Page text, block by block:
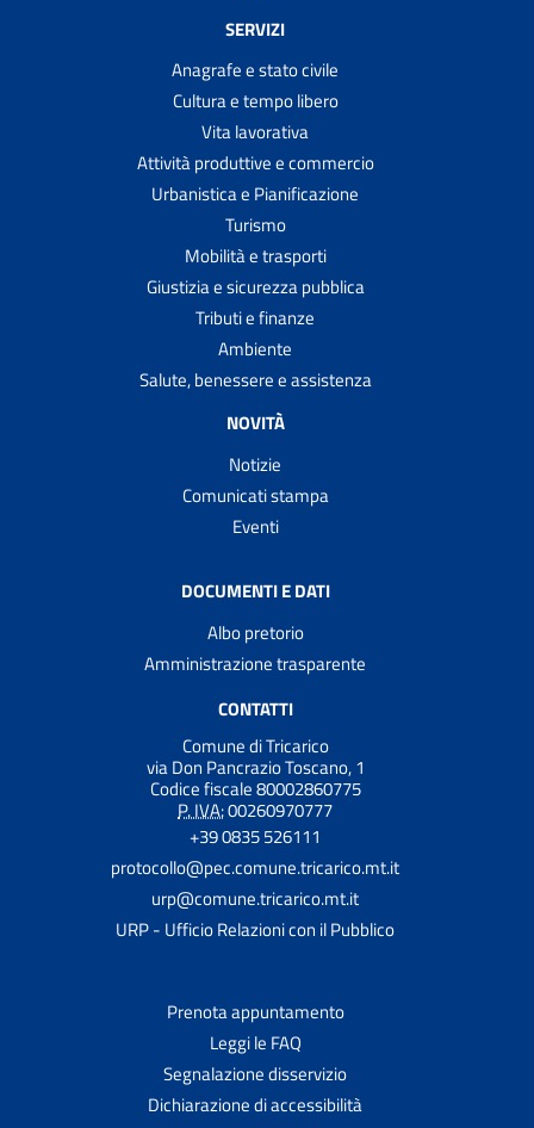
SERVIZI
Anagrafe e stato civile
Cultura e tempo libero
Vita lavorativa
Attività produttive e commercio
Urbanistica e Pianificazione
Turismo
Mobilità e trasporti
Giustizia e sicurezza pubblica
Tributi e finanze
Ambiente
Salute, benessere e assistenza
NOVITÀ
Notizie
Comunicati stampa
Eventi
DOCUMENTI E DATI
Albo pretorio
Amministrazione trasparente
CONTATTI
Comune di Tricarico
via Don Pancrazio Toscano, 1
Codice fiscale 80002860775
P. IVA:00260970777
+39 0835 526111
protocollo@pec.comune.tricarico.mt.it
urp@comune.tricarico.mt.it
URP - Ufficio Relazioni con il Pubblico
Prenota appuntamento
Leggi le FAQ
Segnalazione disservizio
Dichiarazione di accessibilità